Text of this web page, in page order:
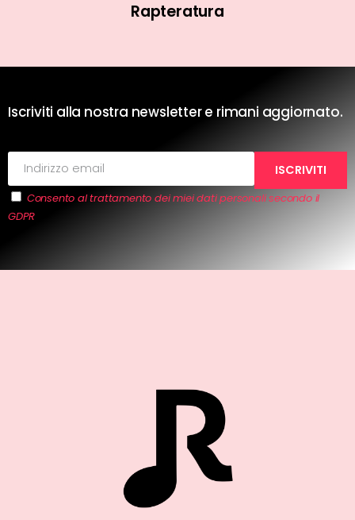
Rapteratura
Iscriviti alla nostra newsletter e rimani aggiornato.
Consento al trattamento dei miei dati personali secondo il
GDPR